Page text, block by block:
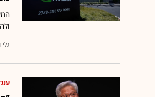
גלי